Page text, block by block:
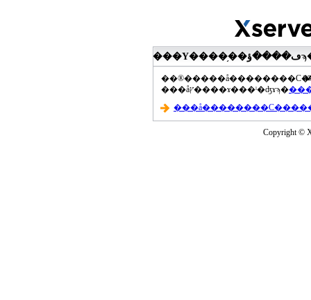
���Υ����֥��ڡ����ؤϡ��ޤ��ۡ���ڡ��������åץ����ɤ���Ƥ��ޤ���agua-
���åץ����ɤ���ˡ�ʤɤϡ�
Copyright ©